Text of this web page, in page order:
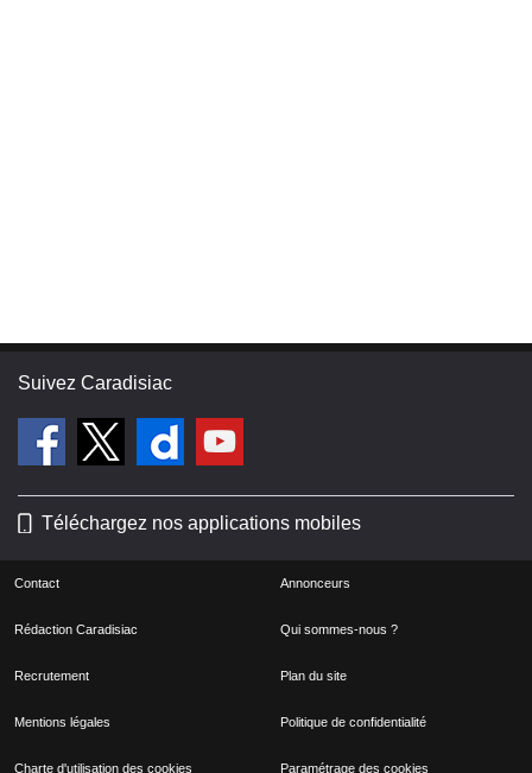
Suivez Caradisiac
Téléchargez nos applications mobiles
Contact Annonceurs
Rédaction Caradisiac Qui sommes-nous ?
Recrutement Plan du site
Mentions légales Politique de confidentialité
Charte d'utilisation des cookies Paramétrage des cookies